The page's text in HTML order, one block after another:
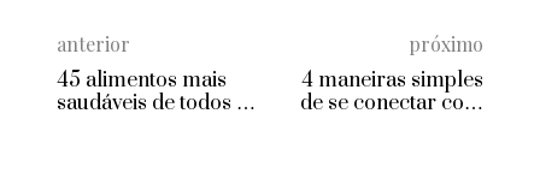
anterior
45 alimentos mais
saudáveis de todos os
próximo
4 maneiras simples
de se conectar com